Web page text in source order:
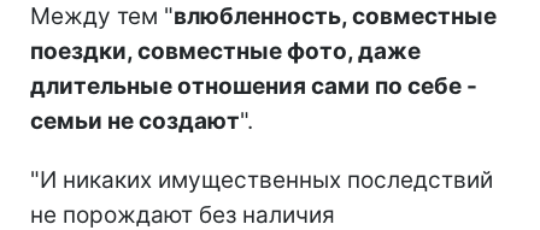
Между тем "влюбленность, совместные
поездки, совместные фото, даже
длительные отношения сами по себе -
семьи не создают".
"И никаких имущественных последствий
не порождают без наличия